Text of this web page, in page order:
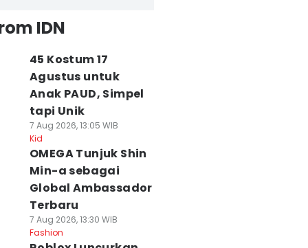
IDN
45 Kostum 17
Agustus untuk
Anak PAUD, Simpel
tapi Unik
7 Aug 2026, 13:05 WIB
Kid
OMEGA Tunjuk Shin
Min-a sebagai
Global Ambassador
Terbaru
7 Aug 2026, 13:30 WIB
Fashion